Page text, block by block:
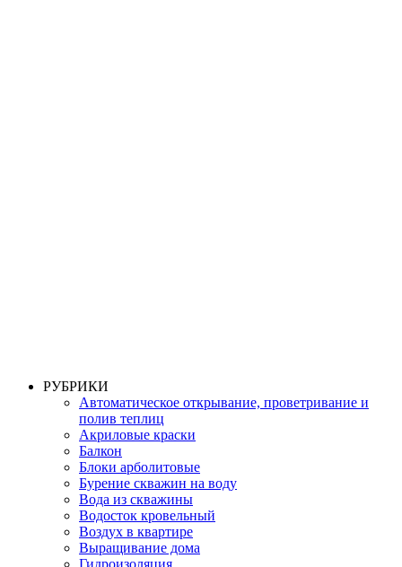
РУБРИКИ
Автоматическое открывание, проветривание и
полив теплиц
Акриловые краски
Балкон
Блоки арболитовые
Бурение скважин на воду
Вода из скважины
Водосток кровельный
Воздух в квартире
Выращивание дома
Гидроизоляция